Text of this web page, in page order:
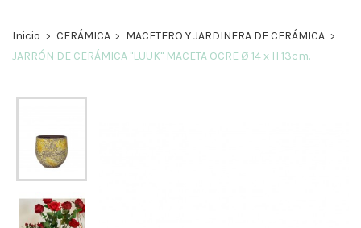
Inicio CERÁMICA
MACETERO Y JARDINERA DE CERÁMICA
JARRÓN DE CERÁMICA "LUUK" MACETA OCRE Ø 14 x H 13cm.